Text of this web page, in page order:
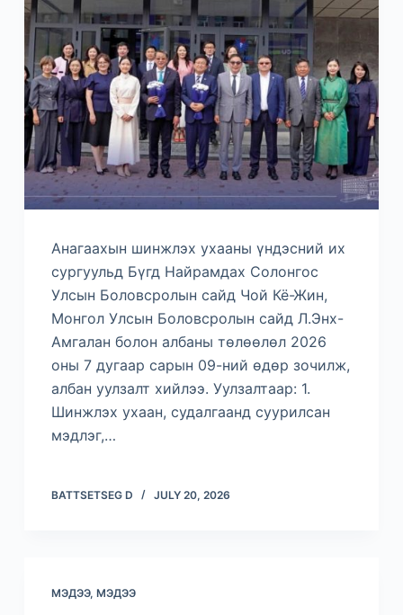
Анагаахын шинжлэх ухааны үндэсний их
сургуульд Бүгд Найрамдах Солонгос
Улсын Боловсролын сайд Чой Кё-Жин,
Монгол Улсын Боловсролын сайд Л.Энх-
Амгалан болон албаны төлөөлөл 2026
оны 7 дугаар сарын 09-ний өдөр зочилж,
албан уулзалт хийлээ. Уулзалтаар: 1.
Шинжлэх ухаан, судалгаанд суурилсан
мэдлэг,…
BATTSETSEG D JULY 20, 2026
МЭДЭЭ, МЭДЭЭ